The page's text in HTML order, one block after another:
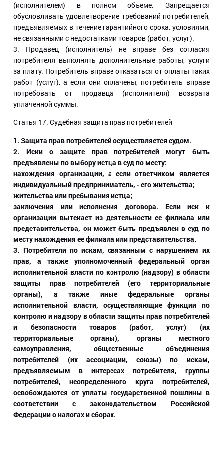
(исполнителем) в полном объеме. Запрещается
обусловливать удовлетворение требований потребителей,
предъявляемых в течение гарантийного срока, условиями,
не связанными с недостатками товаров (работ, услуг).
3. Продавец (исполнитель) не вправе без согласия
потребителя выполнять дополнительные работы, услуги
за плату. Потребитель вправе отказаться от оплаты таких
работ (услуг), а если они оплачены, потребитель вправе
потребовать от продавца (исполнителя) возврата
уплаченной суммы.
Статья 17. Судебная защита прав потребителей
1. Защита прав потребителей осуществляется судом.
2. Иски о защите прав потребителей могут быть
предъявлены по выбору истца в суд по месту:
нахождения организации, а если ответчиком является
индивидуальный предприниматель, - его жительства;
жительства или пребывания истца;
заключения или исполнения договора. Если иск к
организации вытекает из деятельности ее филиала или
представительства, он может быть предъявлен в суд по
месту нахождения ее филиала или представительства.
3. Потребители по искам, связанным с нарушением их
прав, а также уполномоченный федеральный орган
исполнительной власти по контролю (надзору) в области
защиты прав потребителей (его территориальные
органы), а также иные федеральные органы
исполнительной власти, осуществляющие функции по
контролю и надзору в области защиты прав потребителей
и безопасности товаров (работ, услуг) (их
территориальные органы), органы местного
самоуправления, общественные объединения
потребителей (их ассоциации, союзы) по искам,
предъявляемым в интересах потребителя, группы
потребителей, неопределенного круга потребителей,
освобождаются от уплаты государственной пошлины в
соответствии с законодательством Российской
Федерации о налогах и сборах.